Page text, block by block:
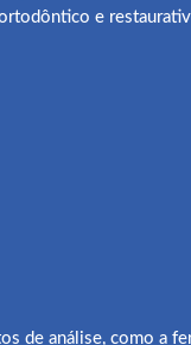
e
de análise, como a